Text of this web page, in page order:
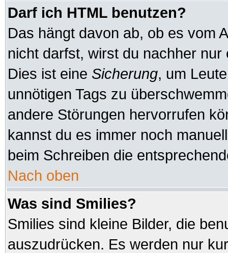
Darf ich HTML benutzen?
Das hängt davon ab, ob es vom
nicht darfst, wirst du nachher
Dies ist eine Sicherung, um
unnötigen Tags zu
andere Störungen hervorrufen
kannst du es immer noch
beim Schreiben die
Nach oben
Was sind Smilies?
Smilies sind kleine Bilder, die
auszudrücken. Es werden nur